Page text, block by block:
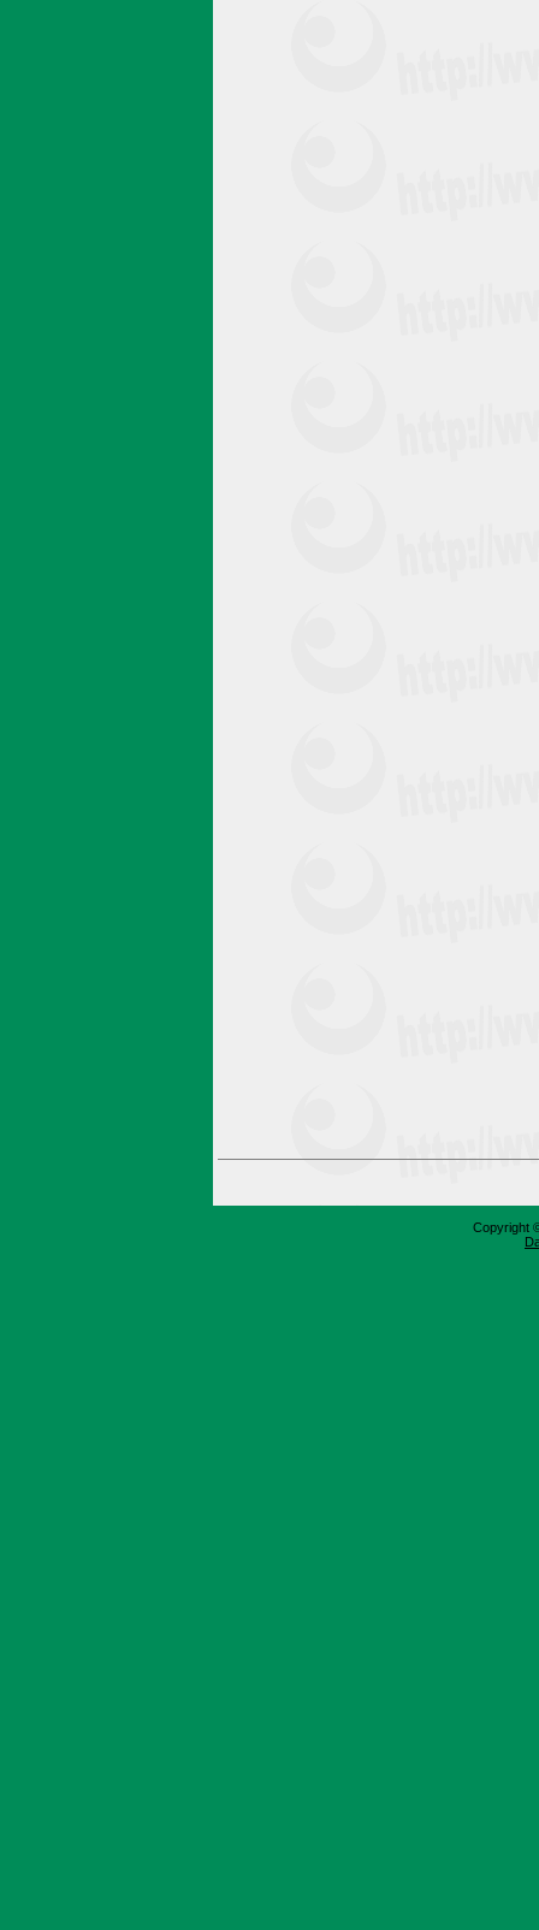
Copyright